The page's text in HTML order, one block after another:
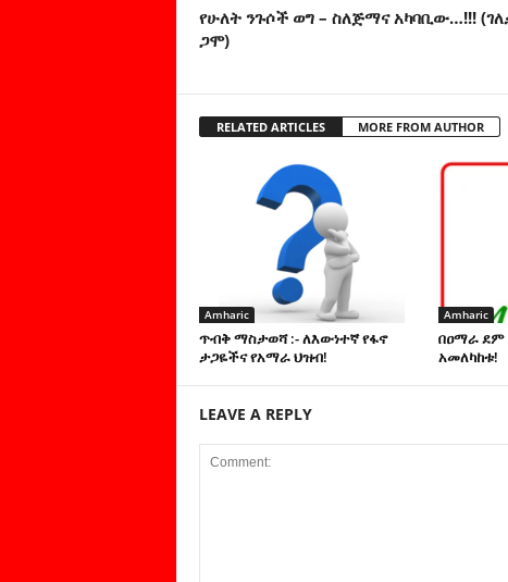
የሁለት ንጉሶች ወግ – ስለጅማና አካባቢው…!!!
ጋሞ)
RELATED ARTICLES MORE FROM AUTHOR
Amharic
ጥብቅ ማስታወሻ :- ለእውነተኛ የፋኖ
ታጋዬችና የአማራ ህዝብ!
Amharic
በዐማራ ደም
አመለካከቱ!
LEAVE A REPLY